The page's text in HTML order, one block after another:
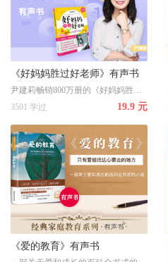
《好妈妈胜过好老师》有声书
3501 学过
19.9 元
《爱的教育》有声书